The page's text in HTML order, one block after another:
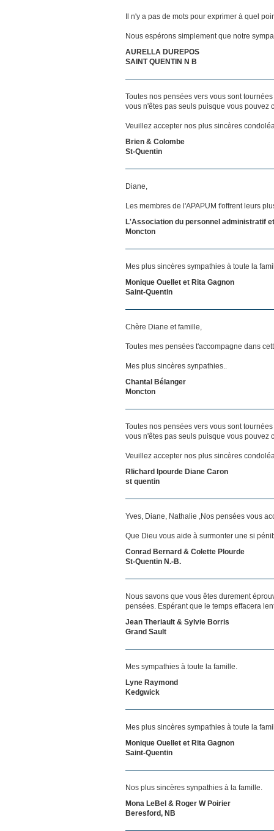
Il n'y a pas de mots pour exprimer à quel
Nous espérons simplement que notre
AURELLA DUREPOS
SAINT QUENTIN N B
Toutes nos pensées vers vous sont
vous n'êtes pas seuls puisque vous pouvez
Veuillez accepter nos plus sincères
Brien & Colombe
St-Quentin
Diane,
Les membres de l'APAPUM t'offrent leurs
L'Association du personnel administratif
Moncton
Mes plus sincères sympathies à toute la
Monique Ouellet et Rita Gagnon
Saint-Quentin
Chère Diane et famille,
Toutes mes pensées t'accompagne dans
Mes plus sincères synpathies..
Chantal Bélanger
Moncton
Toutes nos pensées vers vous sont
vous n'êtes pas seuls puisque vous pouvez
Veuillez accepter nos plus sincères
RIichard lpourde Diane Caron
st quentin
Yves, Diane, Nathalie ,Nos pensées vous
Que Dieu vous aide à surmonter une si
Conrad Bernard & Colette Plourde
St-Quentin N.-B.
Nous savons que vous êtes durement
pensées. Espérant que le temps effacera
Jean Theriault & Sylvie Borris
Grand Sault
Mes sympathies à toute la famille.
Lyne Raymond
Kedgwick
Mes plus sincères sympathies à toute la
Monique Ouellet et Rita Gagnon
Saint-Quentin
Nos plus sincères synpathies à la famille.
Mona LeBel & Roger W Poirier
Beresford, NB